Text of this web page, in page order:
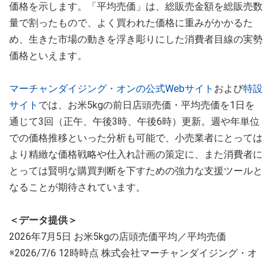
価格を示します。「平均売価」は、総販売金額を総販売数
量で割ったもので、よく買われた価格に重みがかかるた
め、生きた市場の動きを浮き彫りにした消費者目線の実勢
価格といえます。
マーチャンダイジング・オンの公式Webサイト および特設
サイト では、お米5kgの前日店頭売価・平均売価を1日を
通じて3回（正午、午後3時、午後6時）更新。週や年単位
での価格推移といった分析も可能で、小売業者にとっては
より精緻な価格戦略や仕入れ計画の策定に、また消費者に
とっては賢明な購買判断を下すための強力な支援ツールと
なることが期待されています。
＜データ提供＞
2026年7月5日 お米5kgの店頭売価平均／平均売価
※2026/7/6 12時時点 株式会社マーチャンダイジング・オ